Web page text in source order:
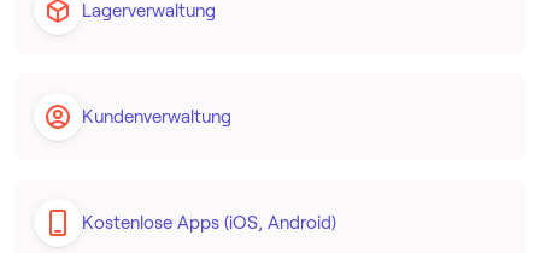
Lagerverwaltung
Kundenverwaltung
Kostenlose Apps (iOS, Android)